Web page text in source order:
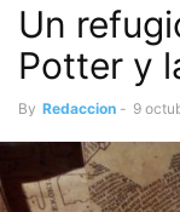
Un
Potter y
By Redaccion - 9